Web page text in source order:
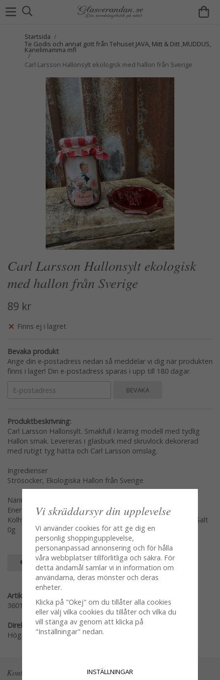
Startsida /
Te Godis och annat gott från Tehuset JAVA, Mitt & Ditt ,MUDDUS,
Kanelimamma mfl
/
Carl Larsson Hallonsylt ekologisk med hallon från Sverige
Carl Larsson Hallonsylt ekologisk
med hallon från Sverige
89 kr
Finns ej i lagret
Bevaka produkt
Ange din e-postadress nedan så meddelar vi dig när produkten
finns i lager! Din e-postadress sparas i upp till 180 dagar.
BEVAKA
Produktbeskrivning:
Carl Larsson Hallonsylt. Smakfull i krämig modell med tydlig
Hallon smak. Levereras i glasburk med skruvlock dekorerad
med rutigt tyg hätta och Carl Larsson omslag.
Ingredienser
Strösocker, Ekologiska Hallon från Sverige
Näringsvärde per 100g
Energi 764 kj/183 Kcal Fett 0,3g Varav mättat fett 0g
Kolhydrater 43,22g Varav sockerarter 42,02g Protein 0,6g Salt
0g
SPARA SOM FAVORIT
Artikelnummer:
360100-H
Direktlänk:
Högerklicka och kopiera adressen
Kontakta oss
Vi skräddarsyr din upplevelse
Vi använder cookies för att ge dig en
personlig shoppingupplevelse,
personanpassad annonsering och för hålla
våra webbplatser tillförlitliga och säkra. För
detta ändamål samlar vi in information om
användarna, deras mönster och deras
enheter.
Klicka på "Okej" om du tillåter alla cookies
eller välj vilka cookies du tillåter och vilka du
vill stänga av genom att klicka på
"Inställningar" nedan.
INSTÄLLNINGAR